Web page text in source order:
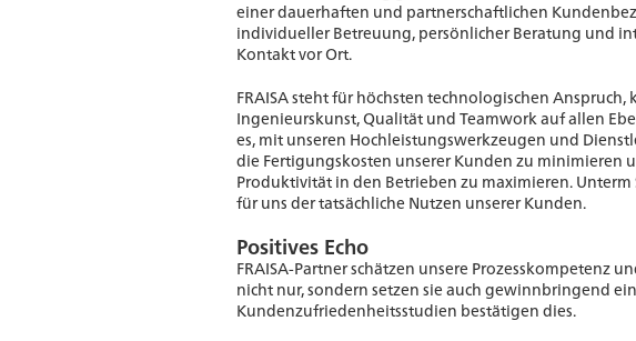
einer dauerhaften und partnerschaftlichen
individueller Betreuung, persönlicher Beratung und
Kontakt vor Ort.
FRAISA steht für höchsten technologischen Anspruch,
Ingenieurskunst, Qualität und Teamwork auf allen
es, mit unseren Hochleistungswerkzeugen und
die Fertigungskosten unserer Kunden zu minimieren
Produktivität in den Betrieben zu maximieren. Unterm
für uns der tatsächliche Nutzen unserer Kunden.
Positives Echo
FRAISA-Partner schätzen unsere Prozesskompetenz
nicht nur, sondern setzen sie auch gewinnbringend
Kundenzufriedenheitsstudien bestätigen dies.